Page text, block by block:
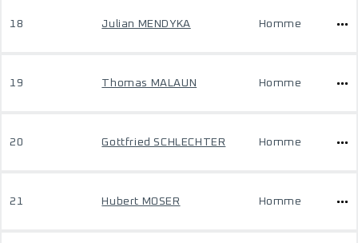
18 Julian MENDYKA Homme
19 Thomas MALAUN Homme
20 Gottfried SCHLECHTER Homme
21 Hubert MOSER Homme